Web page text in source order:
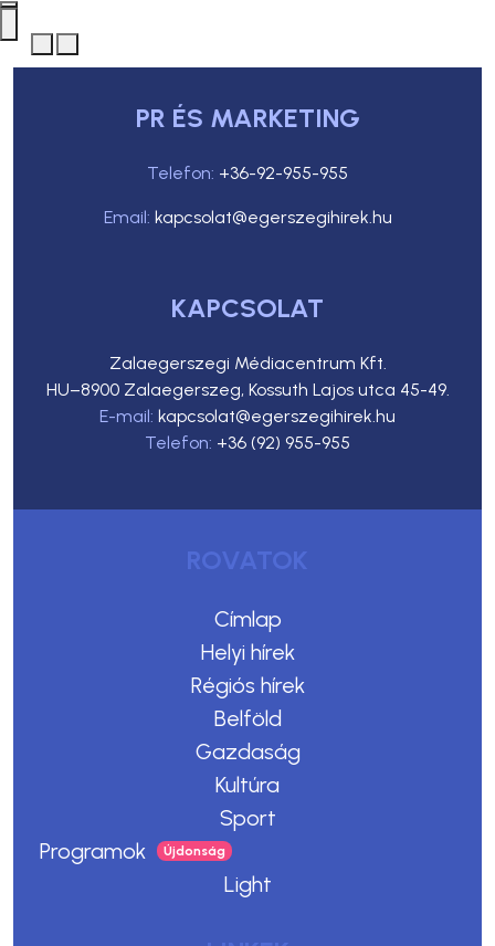
PR ÉS MARKETING
Telefon: +36-92-955-955
Email: kapcsolat@egerszegihirek.hu
KAPCSOLAT
Zalaegerszegi Médiacentrum Kft.
HU–8900 Zalaegerszeg, Kossuth Lajos utca 45-49.
E-mail: kapcsolat@egerszegihirek.hu
Telefon: +36 (92) 955-955
ROVATOK
Címlap
Helyi hírek
Régiós hírek
Belföld
Gazdaság
Kultúra
Sport
Programok
Light